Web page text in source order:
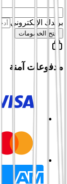
بريدك الإلكتروني
افتح الخصومات
مدفوعات آمنة